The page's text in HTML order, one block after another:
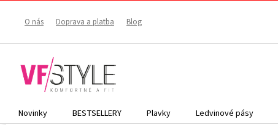
O nás Doprava a platba Blog
Novinky BESTSELLERY Plavky Ledvinové pásy